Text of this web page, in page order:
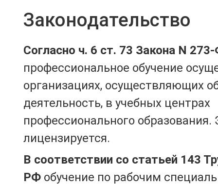
Законодательство
Согласно ч. 6 ст. 73 Закона N
профессиональное обучение
организациях, осуществляющих
деятельность, в учебных центрах
профессионального образования.
лицензируется.
В соответствии со статьей 143
РФ обучение по рабочим